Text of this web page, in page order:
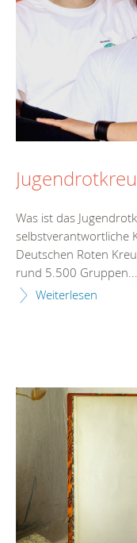
Was ist das
selbstverantwortliche
Deutschen Roten
rund 5.500 Gruppen...
Weiterlesen